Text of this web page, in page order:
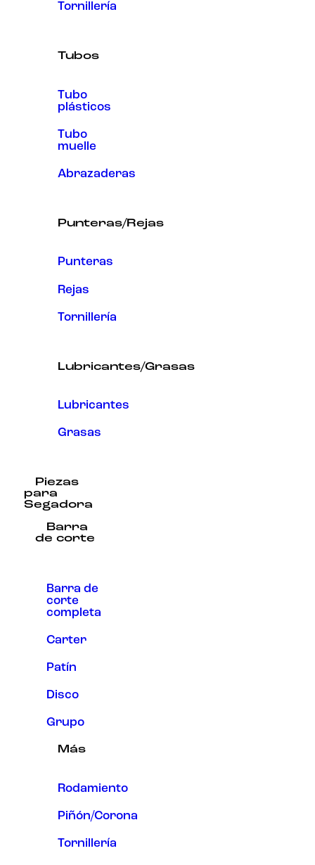
Tornillería
Tubos
Tubo
plásticos
Tubo
muelle
Abrazaderas
Punteras/Rejas
Punteras
Rejas
Tornillería
Lubricantes/Grasas
Lubricantes
Grasas
Piezas
para
Segadora
Barra
de corte
Barra de
corte
completa
Carter
Patín
Disco
Grupo
Más
Rodamiento
Piñón/Corona
Tornillería